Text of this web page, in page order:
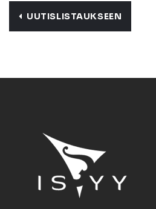
UUTISLISTAUKSEEN